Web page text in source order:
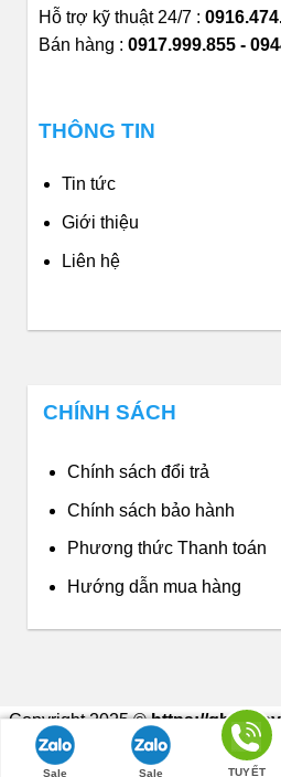
Hỗ trợ kỹ thuật 24/7 :
Bán hàng : 0917.999.855 -
THÔNG TIN
Tin tức
Giới thiệu
Liên hệ
CHÍNH SÁCH
Chính sách đổi trả
Chính sách bảo hành
Phương thức Thanh toán
Hướng dẫn mua hàng
Copyright 2025 ©https://
hiệu thuộc về Nội
Sale Sale TUYẾT